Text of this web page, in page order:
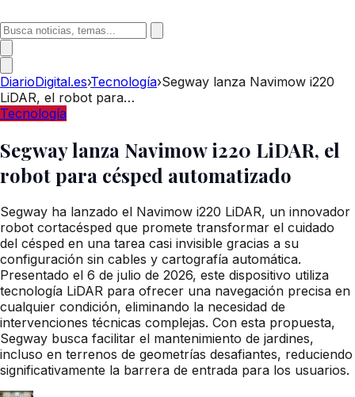
DiarioDigital.es›Tecnología›Segway lanza Navimow i220
LiDAR, el robot para…
Tecnología
Segway lanza Navimow i220 LiDAR, el
robot para césped automatizado
Segway ha lanzado el Navimow i220 LiDAR, un innovador
robot cortacésped que promete transformar el cuidado
del césped en una tarea casi invisible gracias a su
configuración sin cables y cartografía automática.
Presentado el 6 de julio de 2026, este dispositivo utiliza
tecnología LiDAR para ofrecer una navegación precisa en
cualquier condición, eliminando la necesidad de
intervenciones técnicas complejas. Con esta propuesta,
Segway busca facilitar el mantenimiento de jardines,
incluso en terrenos de geometrías desafiantes, reduciendo
significativamente la barrera de entrada para los usuarios.